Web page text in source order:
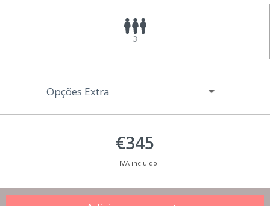
3
Opções Extra
€345
IVA incluído